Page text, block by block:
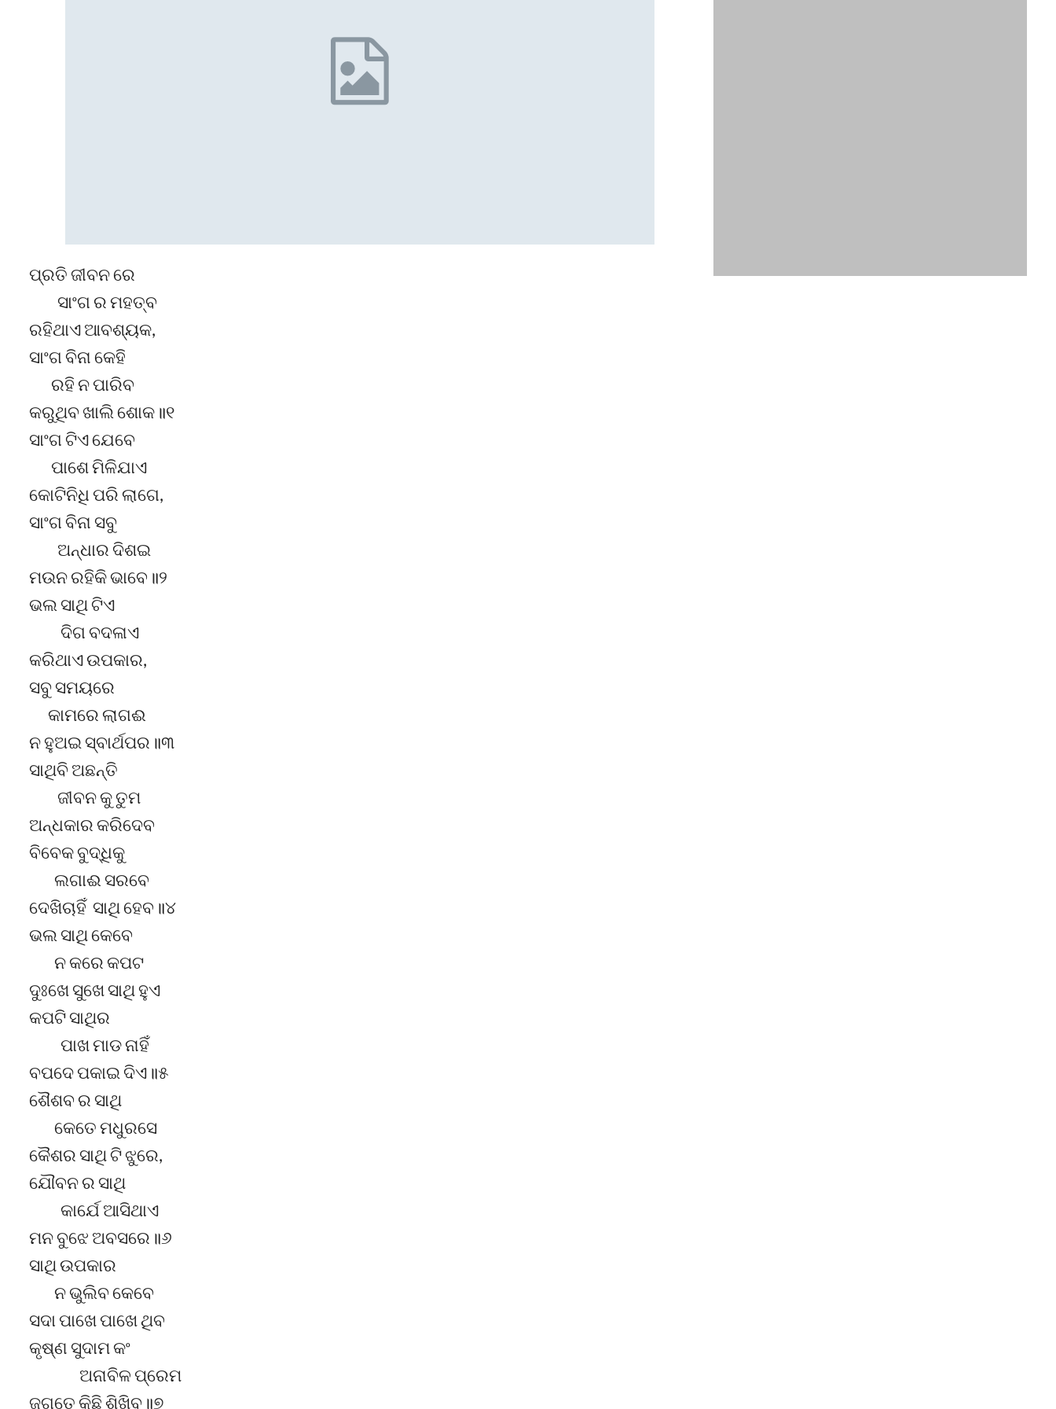
ପ୍ରତି ଜୀବନ ରେ
ସାଂଗ ର ମହତ୍ବ
ରହିଥାଏ ଆବଶ୍ୟକ,
ସାଂଗ ବିନା କେହି
ରହି ନ ପାରିବ
କରୁଥିବ ଖାଲି ଶୋକ॥୧
ସାଂଗ ଟିଏ ଯେବେ
ପାଶେ ମିଳିଯାଏ
କୋଟିନିଧି ପରି ଲାଗେ,
ସାଂଗ ବିନା ସବୁ
ଅନ୍ଧାର ଦିଶଇ
ମଉନ ରହିକି ଭାବେ॥୨
ଭଲ ସାଥି ଟିଏ
ଦିଗ ବଦଳାଏ
କରିଥାଏ ଉପକାର,
ସବୁ ସମୟରେ
କାମରେ ଲାଗଈ
ନ ହୁଅଇ ସ୍ବାର୍ଥପର॥୩
ସାଥିବି ଅଛନ୍ତି
ଜୀବନ କୁ ତୁମ
ଅନ୍ଧକାର କରିଦେବ
ବିବେକ ବୁଦ୍ଧିକୁ
ଲଗାଈ ସରବେ
ଦେଖିଚାହିଁ ସାଥି ହେବ॥୪
ଭଲ ସାଥି କେବେ
ନ କରେ କପଟ
ଦୁଃଖେ ସୁଖେ ସାଥି ହୁଏ
କପଟି ସାଥିର
ପାଖ ମାଡ ନାହିଁ
ବପଦେ ପକାଇ ଦିଏ॥୫
ଶୈଶବ ର ସାଥି
କେତେ ମଧୁରସେ
କୈଶର ସାଥି ଟି ଝୁରେ,
ଯୌବନ ର ସାଥି
କାର୍ଯେ ଆସିଥାଏ
ମନ ବୁଝେ ଅବସରେ॥୬
ସାଥି ଉପକାର
ନ ଭୁଲିବ କେବେ
ସଦା ପାଖେ ପାଖେ ଥିବ
କୃଷ୍ଣ ସୁଦାମ କଂ
‍ଅନାବିଳ ପ୍ରେମ
ଜଗତେ କିଛି ଶିଖିବ॥୭